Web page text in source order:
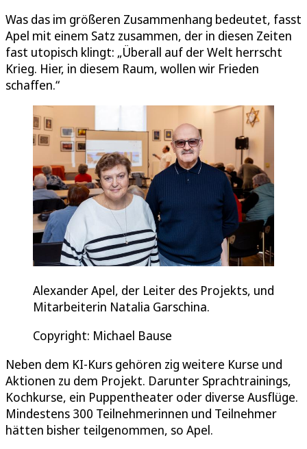
Was das im größeren Zusammenhang bedeutet, fasst
Apel mit einem Satz zusammen, der in diesen Zeiten
fast utopisch klingt: „Überall auf der Welt herrscht
Krieg. Hier, in diesem Raum, wollen wir Frieden
schaffen.“
Alexander Apel, der Leiter des Projekts, und
Mitarbeiterin Natalia Garschina.
Copyright: Michael Bause
Neben dem KI-Kurs gehören zig weitere Kurse und
Aktionen zu dem Projekt. Darunter Sprachtrainings,
Kochkurse, ein Puppentheater oder diverse Ausflüge.
Mindestens 300 Teilnehmerinnen und Teilnehmer
hätten bisher teilgenommen, so Apel.